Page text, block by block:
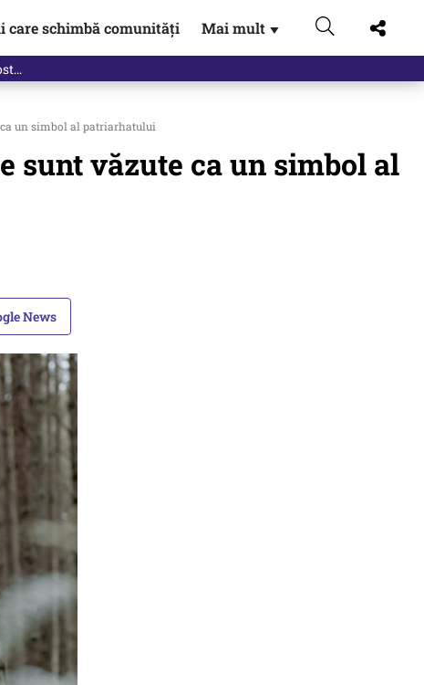
care schimbă comunități Mai mult ▼
un simbol al patriarhatului
sunt văzute ca un simbol al
News